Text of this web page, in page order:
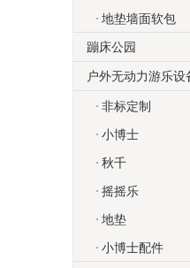
地垫墙面软包
蹦床公园
户外无动力游乐设
非标定制
小博士
秋千
摇摇乐
地垫
小博士配件